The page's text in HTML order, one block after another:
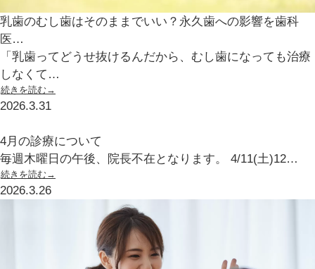
乳歯のむし歯はそのままでいい？永久歯への影響を歯科
医…
「乳歯ってどうせ抜けるんだから、むし歯になっても治療
しなくて…
続きを読む→
2026.3.31
4月の診療について
毎週木曜日の午後、院長不在となります。 4/11(土)12…
続きを読む→
2026.3.26